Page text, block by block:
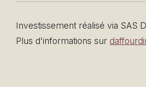
Investissement réalisé via SAS
Plus d'informations sur